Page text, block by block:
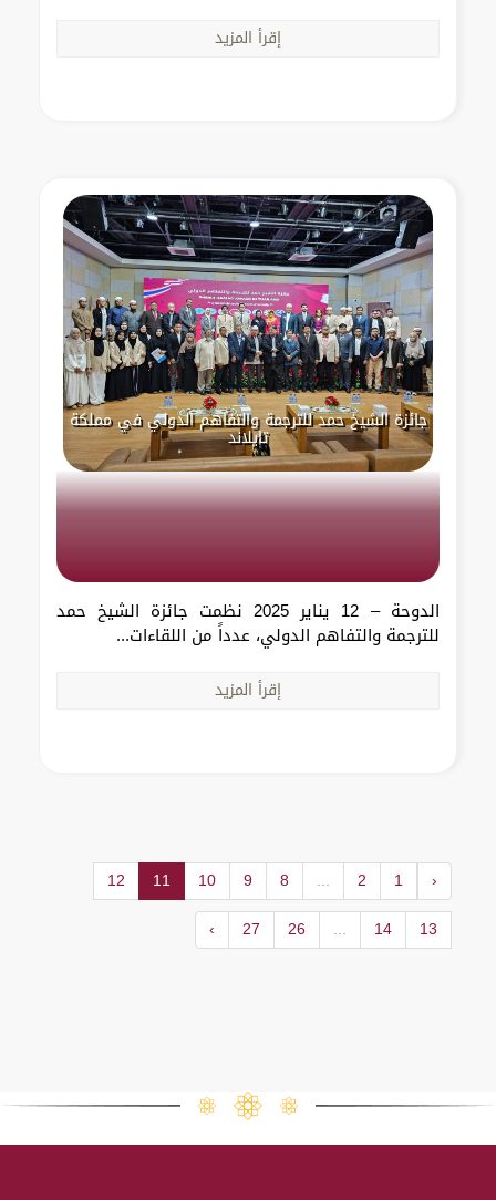
إقرأ المزيد
جائزة الشيخ حمد للترجمة والتفاهم الدولي في مملكة
تايلاند
الدوحة – 12 يناير 2025 نظمت جائزة الشيخ حمد
للترجمة والتفاهم الدولي، عدداً من اللقاءات...
إقرأ المزيد
‹
1
2
...
8
9
10
11
12
13
14
...
26
27
›